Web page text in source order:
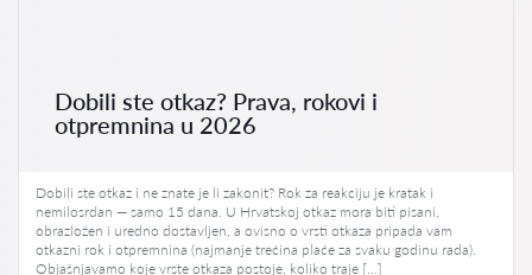
Dobili ste otkaz? Prava, rokovi i
otpremnina u 2026
Dobili ste otkaz i ne znate je li zakonit? Rok za reakciju je kratak i
nemilosrdan — samo 15 dana. U Hrvatskoj otkaz mora biti pisani,
obrazložen i uredno dostavljen, a ovisno o vrsti otkaza pripada vam
otkazni rok i otpremnina (najmanje trećina plaće za svaku godinu rada).
Objašnjavamo koje vrste otkaza postoje, koliko traje […]